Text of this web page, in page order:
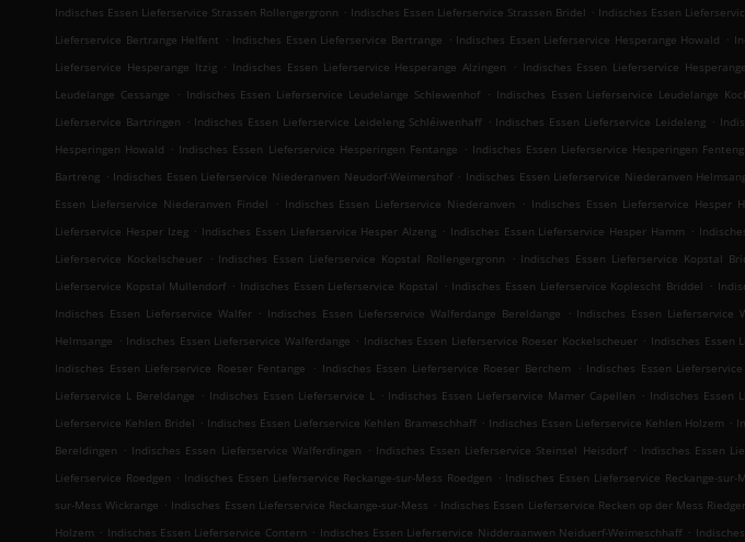
Indisches Essen Lieferservice Strassen Rollengergronn . Indisches Essen Lieferservice Strassen Bridel . Indisches Essen
Lieferservice Bertrange Helfent . Indisches Essen Lieferservice Bertrange . Indisches Essen Lieferservice Hesperange Howald .
Lieferservice Hesperange Itzig . Indisches Essen Lieferservice Hesperange Alzingen . Indisches Essen Lieferservice
Leudelange Cessange
. Indisches Essen Lieferservice Leudelange Schlewenhof . Indisches Essen Lieferservice Leudelange
Lieferservice Bartringen . Indisches Essen Lieferservice Leideleng Schléiwenhaff . Indisches Essen Lieferservice Leideleng .
Hesperingen Howald . Indisches Essen Lieferservice Hesperingen Fentange . Indisches Essen Lieferservice Hesperingen Fenteng
Bartreng . Indisches Essen Lieferservice Niederanven Neudorf-Weimershof . Indisches Essen Lieferservice Niederanven
Essen Lieferservice Niederanven Findel
. Indisches Essen Lieferservice Niederanven . Indisches Essen Lieferservice Hesper
Lieferservice Hesper Izeg . Indisches Essen Lieferservice Hesper Alzeng . Indisches Essen Lieferservice Hesper Hamm .
Lieferservice Kockelscheuer . Indisches Essen Lieferservice Kopstal Rollengergronn . Indisches Essen Lieferservice Kopstal
Lieferservice Kopstal Mullendorf . Indisches Essen Lieferservice Kopstal . Indisches Essen Lieferservice Koplescht Briddel .
Indisches Essen Lieferservice Walfer . Indisches Essen Lieferservice Walferdange Bereldange . Indisches Essen Lieferservice
Helmsange . Indisches Essen Lieferservice Walferdange . Indisches Essen Lieferservice Roeser Kockelscheuer . Indisches Essen
Indisches Essen Lieferservice Roeser Fentange
. Indisches Essen Lieferservice Roeser Berchem . Indisches Essen
Lieferservice L Bereldange . Indisches Essen Lieferservice L . Indisches Essen Lieferservice Mamer Capellen . Indisches Essen
Lieferservice Kehlen Bridel . Indisches Essen Lieferservice Kehlen Brameschhaff . Indisches Essen Lieferservice Kehlen Holzem .
Bereldingen . Indisches Essen Lieferservice Walferdingen . Indisches Essen Lieferservice Steinsel Heisdorf . Indisches Essen
Lieferservice Roedgen . Indisches Essen Lieferservice Reckange-sur-Mess Roedgen . Indisches Essen Lieferservice Reckange-sur-
sur-Mess Wickrange . Indisches Essen Lieferservice Reckange-sur-Mess . Indisches Essen Lieferservice Recken op der Mess
Holzem . Indisches Essen Lieferservice Contern . Indisches Essen Lieferservice Nidderaanwen Neiduerf-Weimeschhaff .